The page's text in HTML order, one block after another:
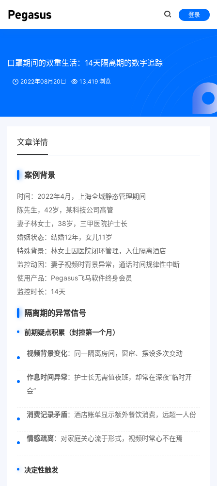
登录
口罩期间的双重生活：14天隔离期的数字追踪
2022年08月20日 13,419 浏览
文章详情
案例背景
时间：2022年4月，上海全域静态管理期间
陈先生，42岁，某科技公司高管
妻子林女士，38岁，三甲医院护士长
婚姻状态：结婚12年，女儿11岁
特殊背景：林女士因医院闭环管理，入住隔离酒店
监控动因：妻子视频时背景异常，通话时间规律性中断
使用产品：Pegasus飞马软件终身会员
监控时长：14天
隔离期的异常信号
前期疑点积累（封控第一个月）
视频背景变化：同一隔离房间，窗帘、摆设多次变动
作息时间异常：护士长无需值夜班，却常在深夜“临时开
会”
消费记录矛盾：酒店账单显示额外餐饮消费，远超一人份
情感疏离：对家庭关心流于形式，视频时常心不在焉
决定性触发